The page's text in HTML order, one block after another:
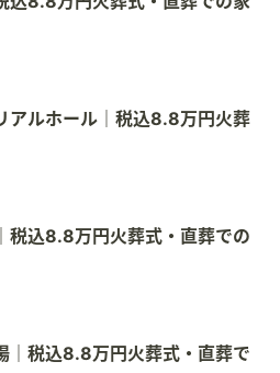
アルホール｜税込8.8万円火葬
税込8.8万円火葬式・直葬での
｜税込8.8万円火葬式・直葬で